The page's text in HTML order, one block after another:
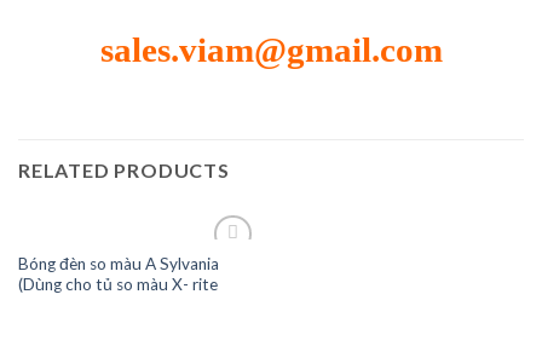
sales.viam@gmail.com
RELATED PRODUCTS
Bóng đèn so màu A Sylvania
(Dùng cho tủ so màu X- rite